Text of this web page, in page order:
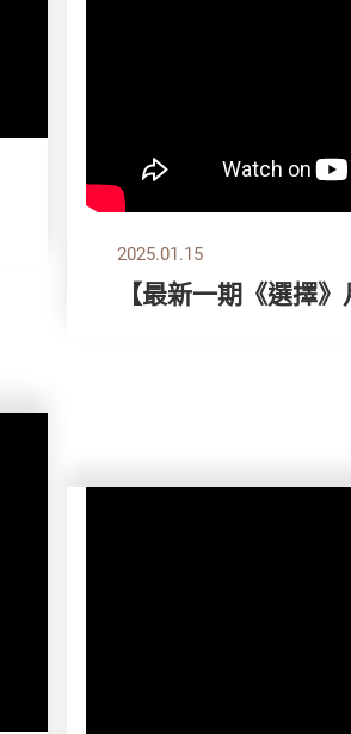
2025.01.15
【最新一期《選擇》